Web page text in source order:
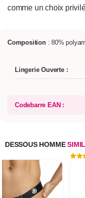
comme un choix
Composition : 80%
Lingerie Ouverte :
Codebarre EAN :
DESSOUS HOMME